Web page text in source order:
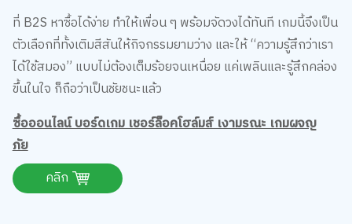
ที่ B2S หาซื้อได้ง่าย ทำให้เพื่อน ๆ พร้อมจัดวงได้ทันที เกมนี้จึงเป็น
ตัวเลือกที่ทั้งเติมสีสันให้กิจกรรมยามว่าง และให้ “ความรู้สึกว่าเรา
ได้ใช้สมอง” แบบไม่ต้องเต็มร้อยจนเหนื่อย แค่เพลินและรู้สึกคล่อง
ขึ้นในใจ ก็ถือว่าเป็นชัยชนะแล้ว
ซื้อออนไลน์ บอร์ดเกม เชอร์ล็อคโฮล์มส์ เงามรณะ เกมผจญ
ภัย
คลิก